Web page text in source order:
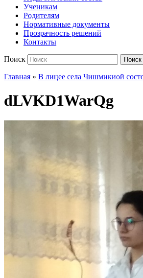
Ученикам
Родителям
Нормативные документы
Прозрачность решений
Контакты
Поиск Поиск
Главная » В лицее села Чишмикиой
dLVKD1WarQg